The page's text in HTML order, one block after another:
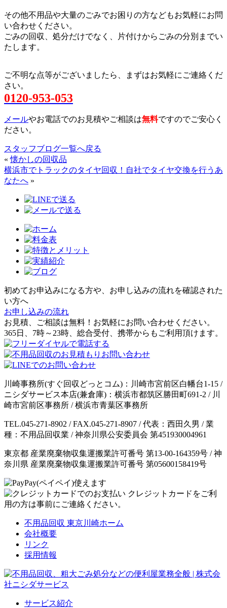
その他不用品や大量のごみでお困りの方などもお気軽にお問
い合わせください。
ごみの回収、処分だけでなく、片付けからごみの分別までい
たします。
ご不明な点等がございましたら、まずはお気軽にご連絡くだ
さい。
0120-953-053
メールやお電話でのお見積やご相談は無料ですのでご安心く
ださい。
スタッフブログ一覧へ戻る
«懐かしの回収品
横浜市でトラックのタイヤ回収！自社でタイヤ交換を行うあ
なたへ »
初めてお申込みになる方や、お申し込みの流れを確認された
い方へ
お申し込みの流れ
お見積、ご相談は無料！お気軽にお問い合わせください。
365日、7時～23時、総合受付、携帯からもご利用頂けます。
川崎事務所(すぐ回収どっとコム)：川崎市宮前区白幡台1-15 /
ニシダサービス本店(兼倉庫)：横浜市都筑区勝田町691-2 / 川
崎市宮前区事務所 / 横浜市青葉区事務所
TEL.045-271-8902 / FAX.045-271-8907 / 代表：西田久男 / 業
種：不用品回収業 / 神奈川県公安委員会 第451930004961
東京都 産業廃棄物収集運搬業許可番号 第13-00-164359号 / 神
奈川県 産業廃棄物収集運搬業許可番号 第05600158419号
クレジットカードをご利
用の方は事前にご連絡ください。
不用品回収 東京川崎ホーム
会社概要
リンク
採用情報
サービス紹介